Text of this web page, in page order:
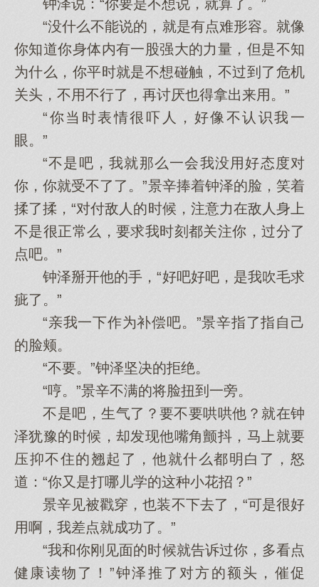
钟泽说：“你要是不想说，就算了。”
“没什么不能说的，就是有点难形容。就像
你知道你身体内有一股强大的力量，但是不知
为什么，你平时就是不想碰触，不过到了危机
关头，不用不行了，再讨厌也得拿出来用。”
“你当时表情很吓人，好像不认识我一
眼。”
“不是吧，我就那么一会我没用好态度对
你，你就受不了了。”景辛捧着钟泽的脸，笑着
揉了揉，“对付敌人的时候，注意力在敌人身上
不是很正常么，要求我时刻都关注你，过分了
点吧。”
钟泽掰开他的手，“好吧好吧，是我吹毛求
疵了。”
“亲我一下作为补偿吧。”景辛指了指自己
的脸颊。
“不要。”钟泽坚决的拒绝。
“哼。”景辛不满的将脸扭到一旁。
不是吧，生气了？要不要哄哄他？就在钟
泽犹豫的时候，却发现他嘴角颤抖，马上就要
压抑不住的翘起了，他就什么都明白了，怒
道：“你又是打哪儿学的这种小花招？”
景辛见被戳穿，也装不下去了，“可是很好
用啊，我差点就成功了。”
“我和你刚见面的时候就告诉过你，多看点
健康读物了！”钟泽推了对方的额头，催促